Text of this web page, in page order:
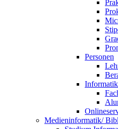
Personen
Medieninformatik/